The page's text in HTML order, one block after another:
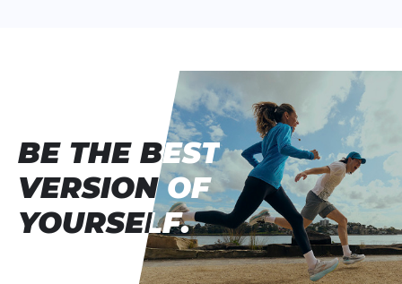
BE THE BEST
VERSION OF
YOURSELF.
BE THE BEST
VERSION OF
YOURSELF.